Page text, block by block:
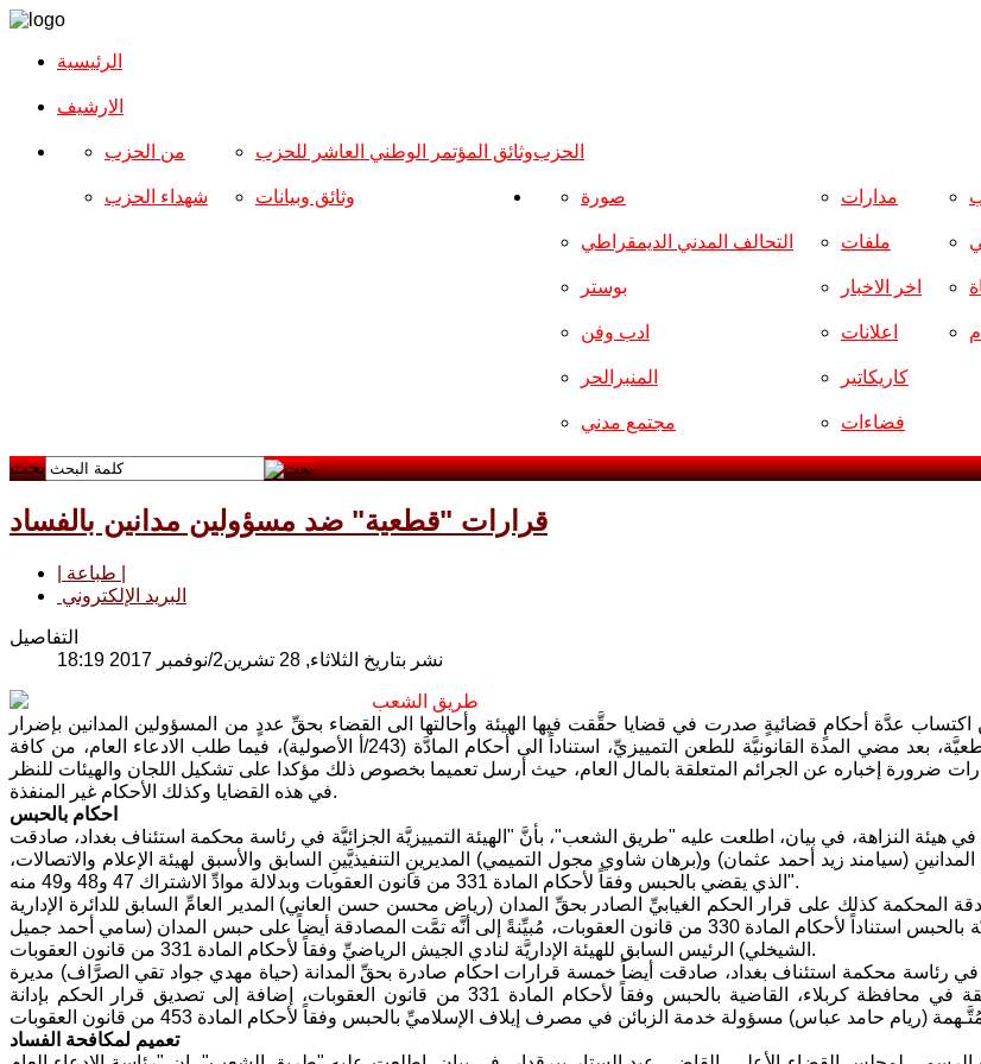
الرئيسية
الارشیف
الحزب من الحزب
شهداء الحزب
وثائق المؤتمر الوطني العاشر للحزب
وثائق وبيانات صورة
التحالف المدني الديمقراطي
بوستر
ادب وفن
المنبرالحر
مجتمع مدني
مدارات
ملفات
اخر الاخبار
اعلانات
كاريكاتير
فضاءات
بحث
قرارات "قطعية" ضد مسؤولين مدانين بالفساد
البريد الإلكتروني
التفاصيل
نشر بتاريخ الثلاثاء, 28 تشرين2/نوفمبر 2017 18:19
طريق الشعب
عدَّة أحكامٍ قضائيةٍ صدرت في قضايا حقَّقت فيها الهيئة وأحالتها الى القضاء بحقِّ عددٍ من المسؤولين المدانين بإضرار
المال العامِّ، الدرجة القطعيَّة، بعد مضي المدة القانونيَّة للطعن التمييزيِّ، استناداً الى أحكام المادَّة (243/أ الأصولية)، فيما طلب الادعاء العام، من كافة
ضرورة إخباره عن الجرائم المتعلقة بالمال العام، حيث أرسل تعميما بخصوص ذلك مؤكدا على تشكيل اللجان والهيئات للنظر
في هذه القضايا وكذلك الأحكام غير المنفذة.
احكام بالحبس
في هيئة النزاهة، في بيان، اطلعت عليه "طريق الشعب"، بأنَّ "الهيئة التمييزيَّة الجزائيَّة في رئاسة محكمة استئناف بغداد، صادقت
(سيامند زيد أحمد عثمان) و(برهان شاوي مجول التميمي) المديرينِ التنفيذيَّينِ السابق والأسبق لهيئة الإعلام والاتصالات،
الذي يقضي بالحبس وفقاً لأحكام المادة 331 من قانون العقوبات وبدلالة موادِّ الاشتراك 47 و48 و49 منه".
المحكمة كذلك على قرار الحكم الغيابيِّ الصادر بحقِّ المدان (رياض محسن حسن العاني) المدير العامِّ السابق للدائرة الإدارية
والمالية في وزارة الماليَّة بالحبس استناداً لأحكام المادة 330 من قانون العقوبات، مُبيِّنةً إلى أنَّه تمَّت المصادقة أيضاً على حبس المدان (سامي أحمد جميل
الشيخلي) الرئيس السابق للهيئة الإداريَّة لنادي الجيش الرياضيِّ وفقاً لأحكام المادة 331 من قانون العقوبات.
في رئاسة محكمة استئناف بغداد، صادقت أيضاً خمسة قرارات احكام صادرة بحقِّ المدانة (حياة مهدي جواد تقي الصرَّاف) مديرة
التسجيل العقاري السابقة في محافظة كربلاء، القاضية بالحبس وفقاً لأحكام المادة 331 من قانون العقوبات، إضافة إلى تصديق قرار الحكم بإدانة
تعميم لمكافحة الفساد